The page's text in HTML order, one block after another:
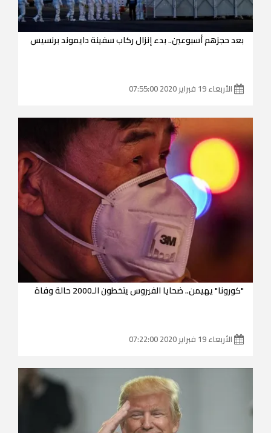
بعد حجزهم أسبوعين.. بدء إنزال ركاب سفينة دايموند برنسيس
الأربعاء 19 فبراير 2020 07:55:00
"كورونا" يهيمن.. ضحايا الفيروس يتخطون الـ2000 حالة وفاة
الأربعاء 19 فبراير 2020 07:22:00